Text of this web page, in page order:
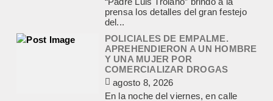
prensa los detalles del gran festejo
del...
POLICIALES DE EMPALME.
APREHENDIERON A UN HOMBRE
Y UNA MUJER POR
COMERCIALIZAR DROGAS
agosto 8, 2026
En la noche del viernes, en calle